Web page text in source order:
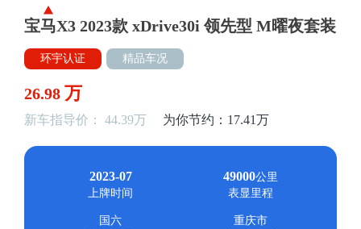
宝马X3 2023款 xDrive30i 领先型 M曜夜套装
环宇认证 精品车况
26.98 万
新车指导价： 44.39万 为你节约：17.41万
2023-07
上牌时间
49000公里
表显里程
国六
重庆市